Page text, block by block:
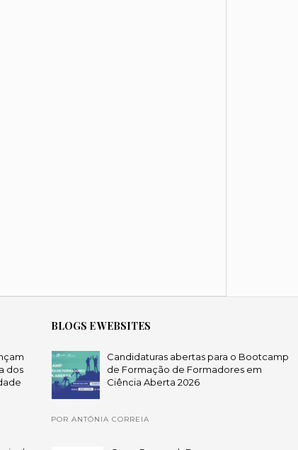
dos
BLOGS E WEBSITES
Candidaturas abertas para o Bootcamp
de Formação de Formadores em
Ciência Aberta 2026
POR ANTÓNIA CORREIA